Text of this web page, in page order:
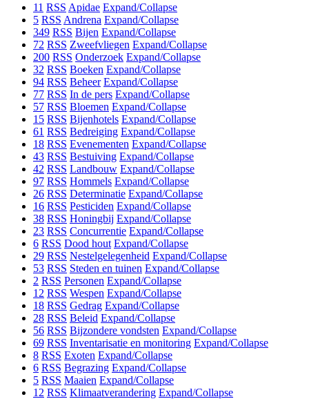
11 RSS Apidae Expand/Collapse
5 RSS Andrena Expand/Collapse
349 RSS Bijen Expand/Collapse
72 RSS Zweefvliegen Expand/Collapse
200 RSS Onderzoek Expand/Collapse
32 RSS Boeken Expand/Collapse
94 RSS Beheer Expand/Collapse
77 RSS In de pers Expand/Collapse
57 RSS Bloemen Expand/Collapse
15 RSS Bijenhotels Expand/Collapse
61 RSS Bedreiging Expand/Collapse
18 RSS Evenementen Expand/Collapse
43 RSS Bestuiving Expand/Collapse
42 RSS Landbouw Expand/Collapse
97 RSS Hommels Expand/Collapse
26 RSS Determinatie Expand/Collapse
16 RSS Pesticiden Expand/Collapse
38 RSS Honingbij Expand/Collapse
23 RSS Concurrentie Expand/Collapse
6 RSS Dood hout Expand/Collapse
29 RSS Nestelgelegenheid Expand/Collapse
53 RSS Steden en tuinen Expand/Collapse
2 RSS Personen Expand/Collapse
12 RSS Wespen Expand/Collapse
18 RSS Gedrag Expand/Collapse
28 RSS Beleid Expand/Collapse
56 RSS Bijzondere vondsten Expand/Collapse
69 RSS Inventarisatie en monitoring Expand/Collapse
8 RSS Exoten Expand/Collapse
6 RSS Begrazing Expand/Collapse
5 RSS Maaien Expand/Collapse
12 RSS Klimaatverandering Expand/Collapse